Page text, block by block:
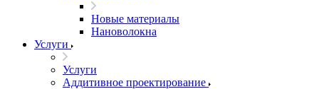
Новые материалы
Нановолокна
Услуги
Услуги
Аддитивное проектирование